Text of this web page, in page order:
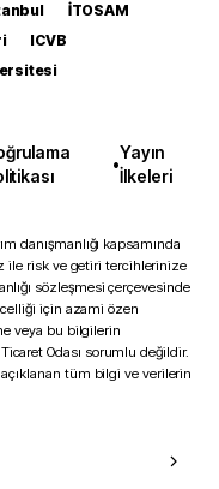
İTOSAM
ICVB
•
Yayın
İlkeleri
danışmanlığı kapsamında
ile risk ve getiri tercihlerinize
sözleşmesi çerçevesinde
için azami özen
veya bu bilgilerin
Odası sorumlu değildir.
tüm bilgi ve verilerin